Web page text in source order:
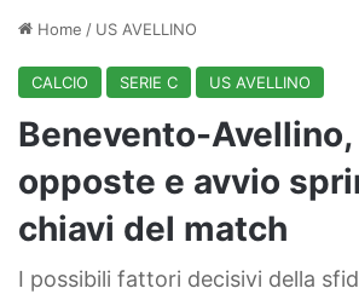
Home / US AVELLINO
CALCIO SERIE C US AVELLINO
Benevento-
opposte e avvio
chiavi del match
I possibili fattori decisivi della